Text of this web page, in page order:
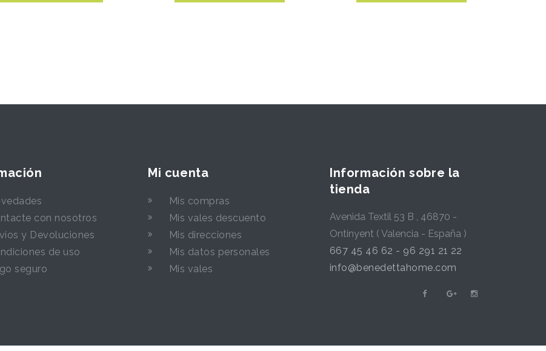
con nosotros
y Devoluciones
de uso
seguro
Mi cuenta
Mis compras
Mis vales descuento
Mis direcciones
Mis datos personales
Mis vales
Información sobre la
tienda
Avenida Textil 53 B , 46870 -
Ontinyent ( Valencia - España )
667 45 46 62 - 96 291 21 22
info@benedettahome.com